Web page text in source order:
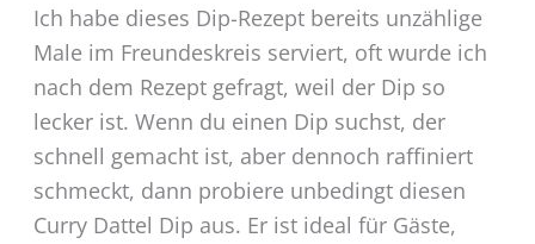
Ich habe dieses Dip-Rezept bereits unzählige
Male im Freundeskreis serviert, oft wurde ich
nach dem Rezept gefragt, weil der Dip so
lecker ist. Wenn du einen Dip suchst, der
schnell gemacht ist, aber dennoch raffiniert
schmeckt, dann probiere unbedingt diesen
Curry Dattel Dip aus. Er ist ideal für Gäste,